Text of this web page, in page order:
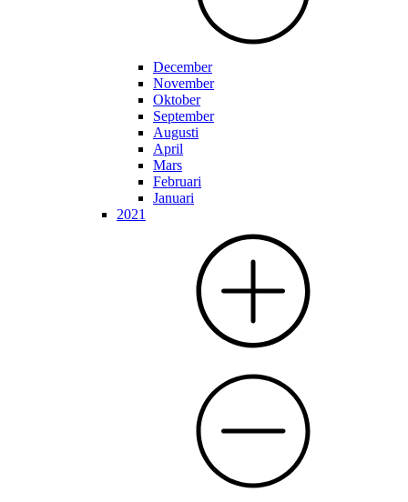
December
November
Oktober
September
Augusti
April
Mars
Februari
Januari
2021